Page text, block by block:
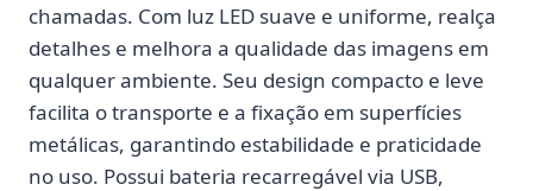
chamadas. Com luz LED suave e uniforme, realça
detalhes e melhora a qualidade das imagens em
qualquer ambiente. Seu design compacto e leve
facilita o transporte e a fixação em superfícies
metálicas, garantindo estabilidade e praticidade
no uso. Possui bateria recarregável via USB,